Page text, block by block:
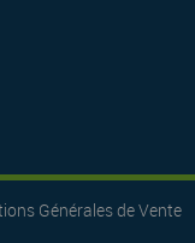
Générales de Vente